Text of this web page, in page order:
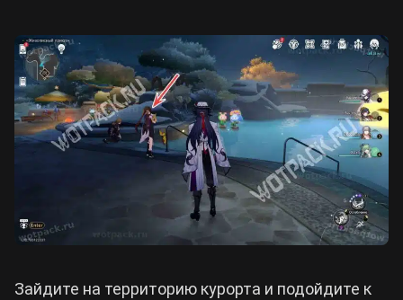
Зайдите на территорию курорта и подойдите к